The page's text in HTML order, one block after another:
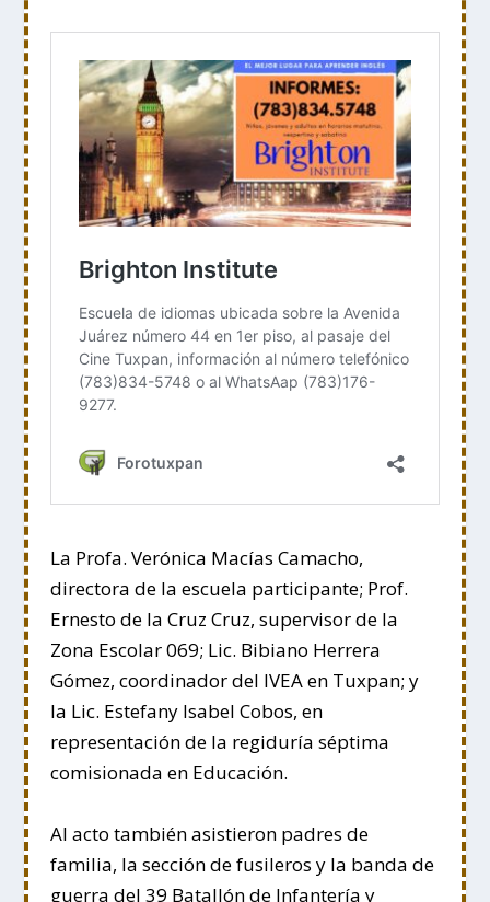
La Profa. Verónica Macías Camacho,
directora de la escuela participante; Prof.
Ernesto de la Cruz Cruz, supervisor de la
Zona Escolar 069; Lic. Bibiano Herrera
Gómez, coordinador del IVEA en Tuxpan; y
la Lic. Estefany Isabel Cobos, en
representación de la regiduría séptima
comisionada en Educación.
Al acto también asistieron padres de
familia, la sección de fusileros y la banda de
guerra del 39 Batallón de Infantería y